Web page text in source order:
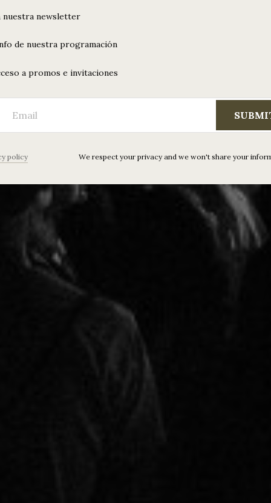
nuestra newsletter
de nuestra programación
a promos e invitaciones
policy We respect your privacy and we won't share your